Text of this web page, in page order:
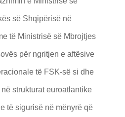
së Shqipërisë në
të Ministrisë së Mbrojtjes
për ngritjen e aftësive
të FSK-së si dhe
strukturat euroatlantike
të sigurisë në mënyrë që